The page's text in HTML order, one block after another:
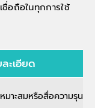
อถือในทุกการใช้
ะเอียด
มาะสมหรือสื่อความรุนแร